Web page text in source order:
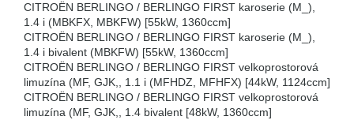
CITROËN BERLINGO / BERLINGO FIRST karoserie (M_),
1.4 i (MBKFX, MBKFW) [55kW, 1360ccm]
CITROËN BERLINGO / BERLINGO FIRST karoserie (M_),
1.4 i bivalent (MBKFW) [55kW, 1360ccm]
CITROËN BERLINGO / BERLINGO FIRST velkoprostorová
limuzína (MF, GJK,, 1.1 i (MFHDZ, MFHFX) [44kW, 1124ccm]
CITROËN BERLINGO / BERLINGO FIRST velkoprostorová
limuzína (MF, GJK,, 1.4 bivalent [48kW, 1360ccm]